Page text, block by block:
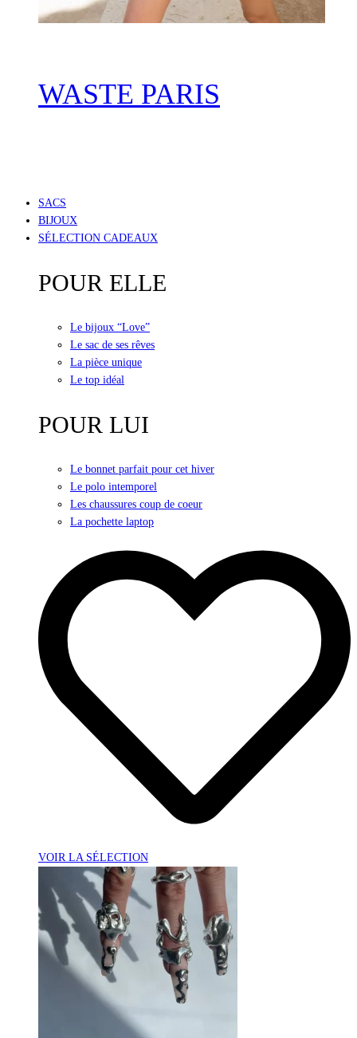
WASTE PARIS
SACS
BIJOUX
SÉLECTION CADEAUX
POUR ELLE
Le bijoux “Love”
Le sac de ses rêves
La pièce unique
Le top idéal
POUR LUI
Le bonnet parfait pour cet hiver
Le polo intemporel
Les chaussures coup de coeur
La pochette laptop
VOIR LA SÉLECTION